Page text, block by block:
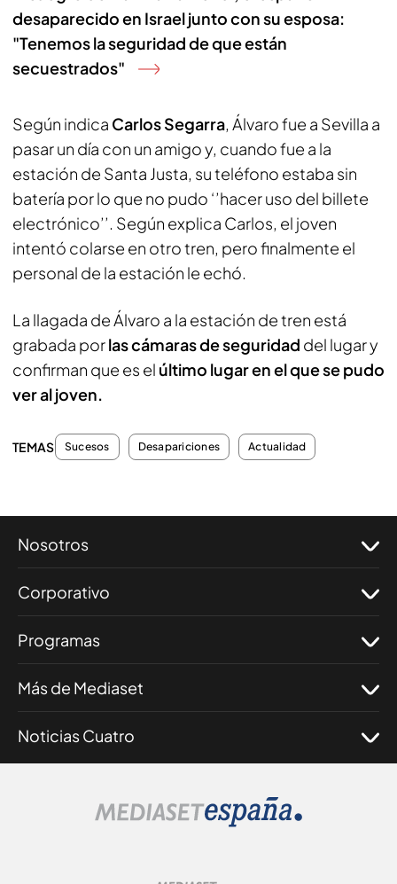
desaparecido en Israel junto con su esposa:
"Tenemos la seguridad de que están
secuestrados"
Según indica Carlos Segarra, Álvaro fue a Sevilla a
pasar un día con un amigo y, cuando fue a la
estación de Santa Justa, su teléfono estaba sin
batería por lo que no pudo ‘’hacer uso del billete
electrónico’’. Según explica Carlos, el joven
intentó colarse en otro tren, pero finalmente el
personal de la estación le echó.
La llagada de Álvaro a la estación de tren está
grabada porlas cámaras de seguridad del lugar y
confirman que es el último lugar en el que se pudo
ver al joven.
TEMAS Sucesos Desapariciones Actualidad
Nosotros
Corporativo
Programas
Más de Mediaset
Noticias Cuatro